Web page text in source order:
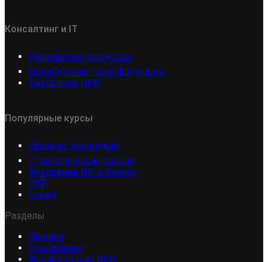
Консалтинг и IT
Разработка продуктов
Продуктовая трансформация
Внедрение OKR
Популярные курсы
Продакт-менеджер
Стратегическая сессия
Внедрение ИИ в бизнес
OKR
Scrum
Разделы
Главная
О компании
Исследования OKR